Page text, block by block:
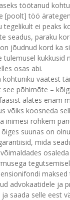
töötanud
töö
tegelikult ei peaks
seadus, paraku
jõudnud kord ka
osas abi.
kohtuniku vaatest
põhimõte –
alates enam
võiks koosneda
inimesi rohkem
suunas on
mida
advokaatidele ja
saada selle eest